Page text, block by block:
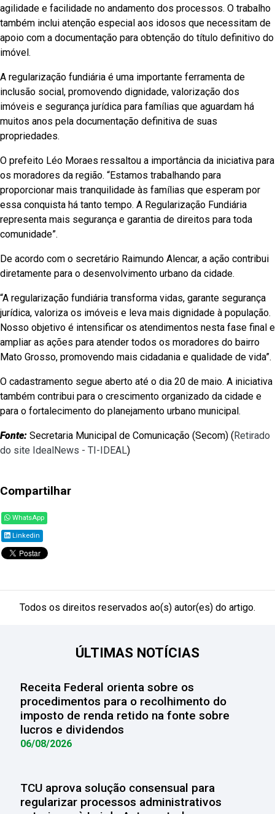
agilidade e facilidade no andamento dos processos. O trabalho
também inclui atenção especial aos idosos que necessitam de
apoio com a documentação para obtenção do título definitivo do
imóvel.
A regularização fundiária é uma importante ferramenta de
inclusão social, promovendo dignidade, valorização dos
imóveis e segurança jurídica para famílias que aguardam há
muitos anos pela documentação definitiva de suas
propriedades.
O prefeito Léo Moraes ressaltou a importância da iniciativa para
os moradores da região. “Estamos trabalhando para
proporcionar mais tranquilidade às famílias que esperam por
essa conquista há tanto tempo. A Regularização Fundiária
representa mais segurança e garantia de direitos para toda
comunidade”.
De acordo com o secretário Raimundo Alencar, a ação contribui
diretamente para o desenvolvimento urbano da cidade.
“A regularização fundiária transforma vidas, garante segurança
jurídica, valoriza os imóveis e leva mais dignidade à população.
Nosso objetivo é intensificar os atendimentos nesta fase final e
ampliar as ações para atender todos os moradores do bairro
Mato Grosso, promovendo mais cidadania e qualidade de vida”.
O cadastramento segue aberto até o dia 20 de maio. A iniciativa
também contribui para o crescimento organizado da cidade e
para o fortalecimento do planejamento urbano municipal.
Fonte: Secretaria Municipal de Comunicação (Secom) (Retirado
do site IdealNews - TI-IDEAL)
Compartilhar
WhatsApp
Linkedin
Todos os direitos reservados ao(s) autor(es) do artigo.
ÚLTIMAS NOTÍCIAS
Receita Federal orienta sobre os
procedimentos para o recolhimento do
imposto de renda retido na fonte sobre
lucros e dividendos
06/08/2026
TCU aprova solução consensual para
regularizar processos administrativos